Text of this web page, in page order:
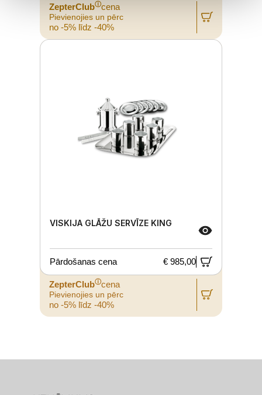
ZepterClubⓘcena
Pievienojies un pērc
no -5% līdz -40%
VISKIJA GLĀŽU SERVĪZE KING
Pārdošanas cena € 985,00
ZepterClubⓘcena
Pievienojies un pērc
no -5% līdz -40%